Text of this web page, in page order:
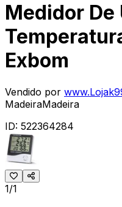
Medidor De
Exbom
Vendido por
MadeiraMadeira
ID: 522364284
1/1